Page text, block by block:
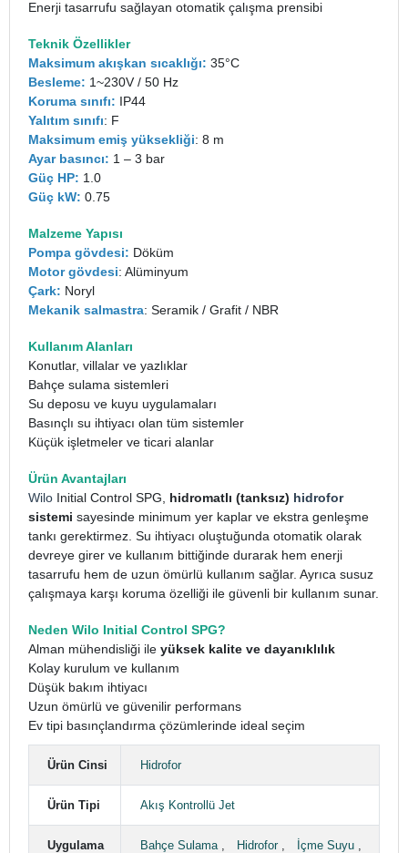
Enerji tasarrufu sağlayan otomatik çalışma prensibi
Teknik Özellikler
Maksimum akışkan sıcaklığı: 35°C
Besleme: 1~230V / 50 Hz
Koruma sınıfı: IP44
Yalıtım sınıfı: F
Maksimum emiş yüksekliği: 8 m
Ayar basıncı: 1 – 3 bar
Güç HP: 1.0
Güç kW: 0.75
Malzeme Yapısı
Pompa gövdesi: Döküm
Motor gövdesi: Alüminyum
Çark: Noryl
Mekanik salmastra: Seramik / Grafit / NBR
Kullanım Alanları
Konutlar, villalar ve yazlıklar
Bahçe sulama sistemleri
Su deposu ve kuyu uygulamaları
Basınçlı su ihtiyacı olan tüm sistemler
Küçük işletmeler ve ticari alanlar
Ürün Avantajları
Wilo Initial Control SPG, hidromatlı (tanksız) hidrofor
sistemi sayesinde minimum yer kaplar ve ekstra genleşme
tankı gerektirmez. Su ihtiyacı oluştuğunda otomatik olarak
devreye girer ve kullanım bittiğinde durarak hem enerji
tasarrufu hem de uzun ömürlü kullanım sağlar. Ayrıca susuz
çalışmaya karşı koruma özelliği ile güvenli bir kullanım sunar.
Neden Wilo Initial Control SPG?
Alman mühendisliği ile yüksek kalite ve dayanıklılık
Kolay kurulum ve kullanım
Düşük bakım ihtiyacı
Uzun ömürlü ve güvenilir performans
Ev tipi basınçlandırma çözümlerinde ideal seçim
Ürün Cinsi Hidrofor
Ürün Tipi Akış Kontrollü Jet
Uygulama Bahçe Sulama, Hidrofor, İçme Suyu ,